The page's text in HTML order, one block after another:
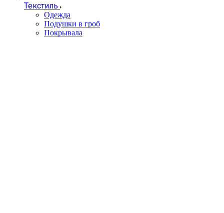
Текстиль
Одежда
Подушки в гроб
Покрывала